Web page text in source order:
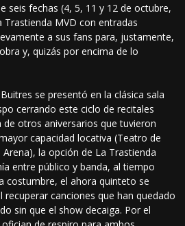
seis fechas (4, 5, 11 y 12 de octubre,
Trastienda MVD con entradas
a sus fans para, justamente,
y, quizás por encima de lo
se presentó en la clásica sala
cerrando este ciclo de recitales
otros aniversarios que tuvieron
capacidad locativa (Teatro de
la opción de La Trastienda
entre público y banda, al tiempo
costumbre, el ahora quinteto se
recuperar canciones que han quedado
sin que el show decaiga. Por el